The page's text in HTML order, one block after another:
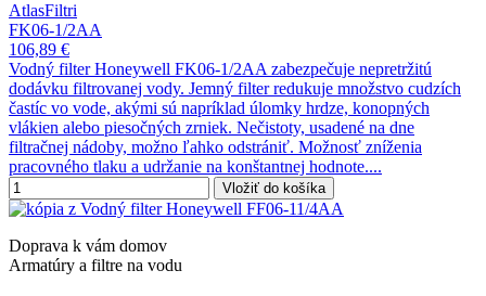
AtlasFiltri
FK06-1/2AA
106,89 €
Vodný filter Honeywell FK06-1/2AA zabezpečuje nepretržitú
dodávku filtrovanej vody. Jemný filter redukuje množstvo cudzích
častíc vo vode, akými sú napríklad úlomky hrdze, konopných
vlákien alebo piesočných zrniek. Nečistoty, usadené na dne
filtračnej nádoby, možno ľahko odstrániť. Možnosť zníženia
pracovného tlaku a udržanie na konštantnej hodnote....
Vložiť do košíka
Doprava k vám domov
Armatúry a filtre na vodu